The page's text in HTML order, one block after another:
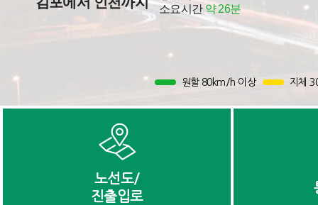
원할 80km/h 이상 지체
노선도/
진출입로